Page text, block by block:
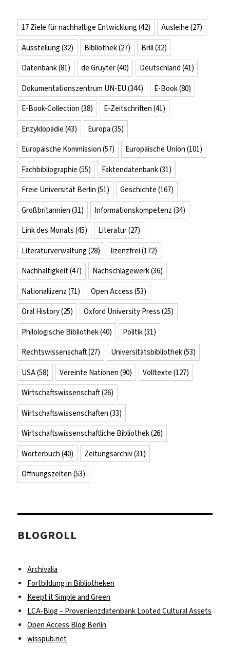
17 Ziele für nachhaltige Entwicklung (42) Ausleihe (27)
Ausstellung (32) Bibliothek(27) Brill(32)
Datenbank(81) de Gruyter(40) Deutschland (41)
Dokumentationszentrum UN-EU (344) E-Book(80)
E-Book-Collection (38) E-Zeitschriften (41)
Enzyklopädie (43) Europa (35)
Europäische Kommission (57) Europäische Union (101)
Fachbibliographie (55) Faktendatenbank(31)
Freie Universität Berlin (51) Geschichte (167)
Großbritannien (31) Informationskompetenz (34)
Link des Monats (45) Literatur(27)
Literaturverwaltung (28) lizenzfrei (172)
Nachhaltigkeit(47) Nachschlagewerk(36)
Nationallizenz (71) Open Access (53)
Oral History(25) Oxford University Press (25)
Philologische Bibliothek(40) Politik(31)
Rechtswissenschaft(27) Universitätsbibliothek(53)
USA(58) Vereinte Nationen (90) Volltexte (127)
Wirtschaftswissenschaft(26)
Wirtschaftswissenschaften (33)
Wirtschaftswissenschaftliche Bibliothek(26)
Wörterbuch (40) Zeitungsarchiv(31)
Öffnungszeiten (53)
BLOGROLL
Archivalia
Fortbildung in Bibliotheken
Keept it Simple and Green
LCA-Blog – Provenienzdatenbank Looted Cultural Assets
Open Access Blog Berlin
wisspub.net